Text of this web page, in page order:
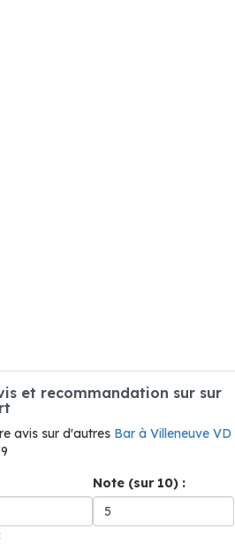
et recommandation sur sur
avis sur d'autres Bar à Villeneuve VD
Note (sur 10) :